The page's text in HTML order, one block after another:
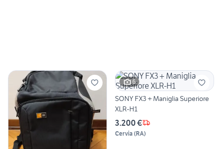
6
SONY FX3 + Maniglia Superiore
XLR-H1
3.200 €
Cervia (RA)